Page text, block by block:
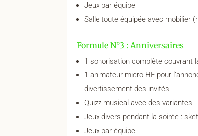
Jeux par équipe
Salle toute équipée avec mobilier
Formule N°3 : Anniversaires
1 sonorisation complète couvrant
1 animateur micro HF pour
divertissement des invités
Quizz musical avec des variantes
Jeux divers pendant la soirée :
Jeux par équipe